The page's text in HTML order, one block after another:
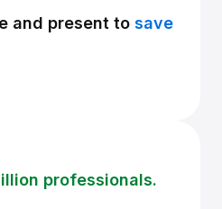
and present to save
professionals.